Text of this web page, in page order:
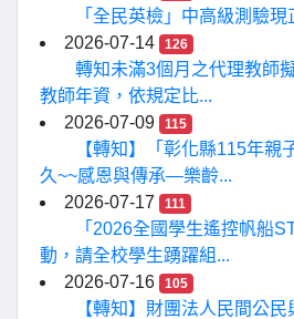
「全民英檢」中高級測驗現
2026-07-14
126
轉知未滿3個月之代理教師
教師年資，依規定比...
2026-07-09
115
【轉知】「彰化縣115年親
久~~感恩與傳承—樂齡...
2026-07-17
111
「2026全國學生遙控帆船
動，請全校學生踴躍組...
2026-07-16
105
【轉知】財團法人民間公